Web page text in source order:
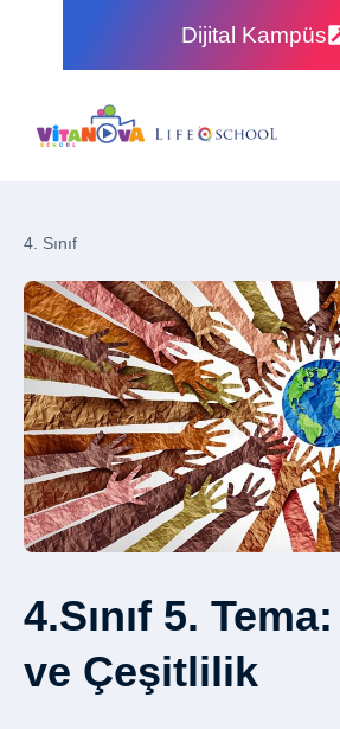
Dijital Kampüs
4. Sınıf
4.Sınıf 5.
ve Çeşitlilik